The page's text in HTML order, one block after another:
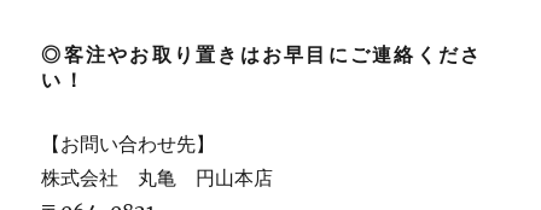
◎客注やお取り置きはお早目にご連絡くださ
い！
【お問い合わせ先】
株式会社 丸亀 円山本店